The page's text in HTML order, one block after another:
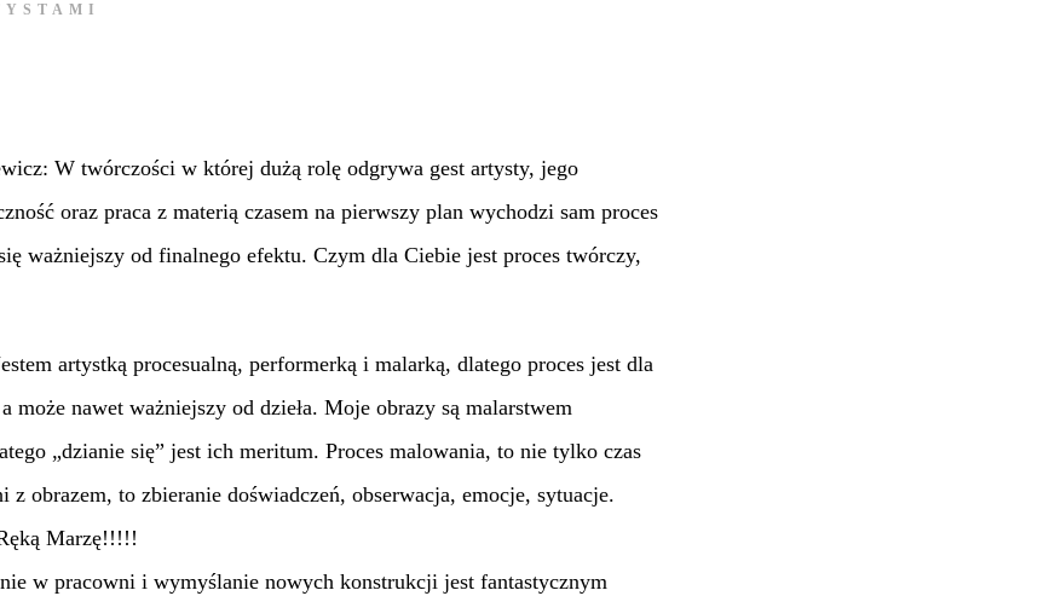
W twórczości w której dużą rolę odgrywa gest artysty, jego
oraz praca z materią czasem na pierwszy plan wychodzi sam proces
ważniejszy od finalnego efektu. Czym dla Ciebie jest proces twórczy,
artystką procesualną, performerką i malarką, dlatego proces jest dla
może nawet ważniejszy od dzieła. Moje obrazy są malarstwem
„dzianie się” jest ich meritum. Proces malowania, to nie tylko czas
z obrazem, to zbieranie doświadczeń, obserwacja, emocje, sytuacje.
Marzę!!!!!
w pracowni i wymyślanie nowych konstrukcji jest fantastycznym